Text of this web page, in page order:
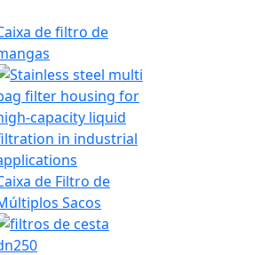
de filtro de
de Filtro de
Sacos